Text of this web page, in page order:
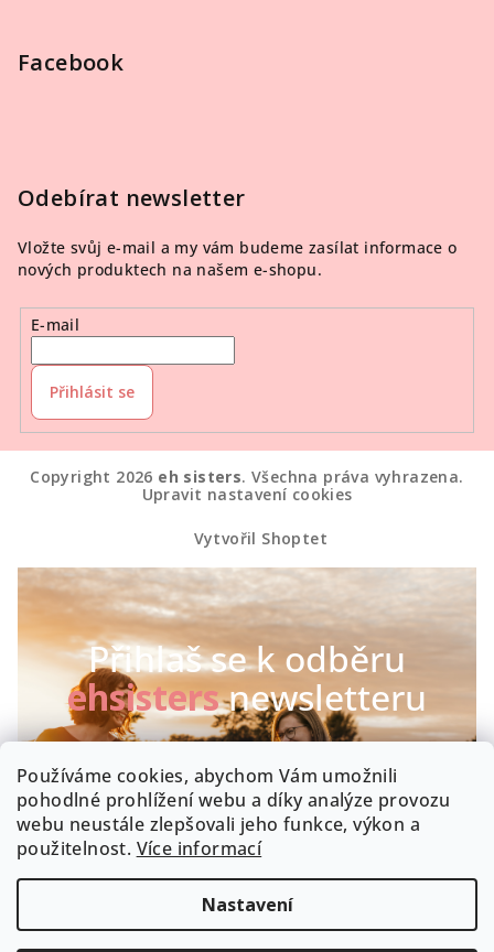
Používáme cookies, abychom Vám umožnili
pohodlné prohlížení webu a díky analýze provozu
webu neustále zlepšovali jeho funkce, výkon a
použitelnost. Více informací
Nastavení
Facebook
Odebírat newsletter
Vložte svůj e-mail a my vám budeme zasílat informace o
nových produktech na našem e-shopu.
E-mail
Přihlásit se
Copyright 2026 eh sisters. Všechna práva vyhrazena.
Upravit nastavení cookies
Vytvořil Shoptet
Přihlaš se k odběru
ehsistersnewsletteru
Chceš být první, kdo se dozví o našich novinkách a
speciálních akcích? Máme radost :-)
Byla by škoda, kdyby zrovna Tobě něco uniklo!